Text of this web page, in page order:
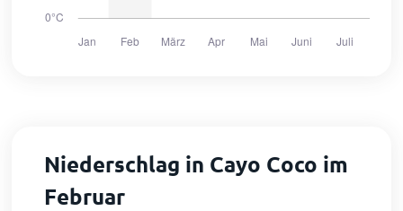
Niederschlag in Cayo Coco im
Februar